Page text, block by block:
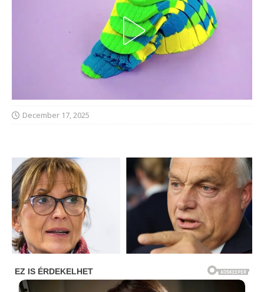
December 17, 2025